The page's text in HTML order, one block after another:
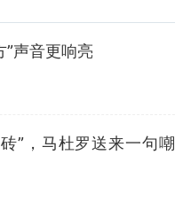
”声音更响亮
”，马杜罗送来一句嘲